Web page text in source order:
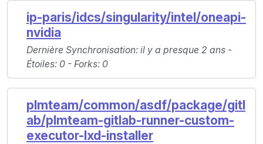
ip-paris/idcs/singularity/intel/oneapi-
nvidia
Dernière Synchronisation: il y a presque 2 ans -
Étoiles: 0 - Forks: 0
plmteam/common/asdf/package/gitl
ab/plmteam-gitlab-runner-custom-
executor-lxd-installer